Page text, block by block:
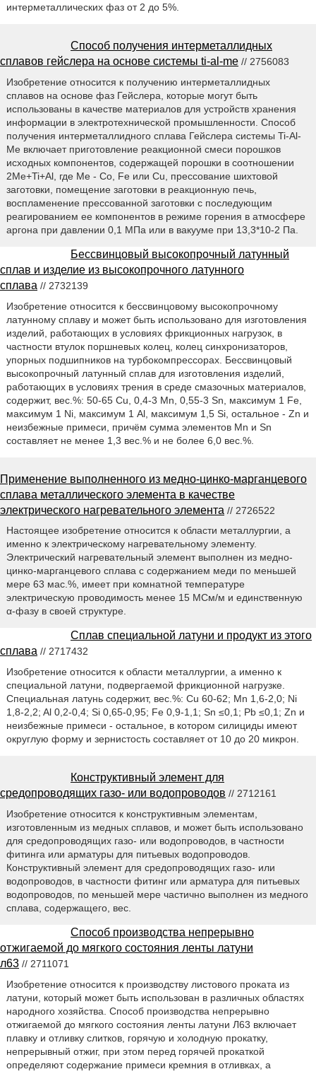
интерметаллических фаз от 2 до 5%.
Способ получения интерметаллидных
сплавов гейслера на основе системы ti-al-me // 2756083
Изобретение относится к получению интерметаллидных
сплавов на основе фаз Гейслера, которые могут быть
использованы в качестве материалов для устройств хранения
информации в электротехнической промышленности. Способ
получения интерметаллидного сплава Гейслера системы Ti-Al-
Me включает приготовление реакционной смеси порошков
исходных компонентов, содержащей порошки в соотношении
2Ме+Ti+Al, где Ме - Со, Fe или Cu, прессование шихтовой
заготовки, помещение заготовки в реакционную печь,
воспламенение прессованной заготовки с последующим
реагированием ее компонентов в режиме горения в атмосфере
аргона при давлении 0,1 МПа или в вакууме при 13,3*10-2 Па.
Бессвинцовый высокопрочный латунный
сплав и изделие из высокопрочного латунного
сплава // 2732139
Изобретение относится к бессвинцовому высокопрочному
латунному сплаву и может быть использовано для изготовления
изделий, работающих в условиях фрикционных нагрузок, в
частности втулок поршневых колец, колец синхронизаторов,
упорных подшипников на турбокомпрессорах. Бессвинцовый
высокопрочный латунный сплав для изготовления изделий,
работающих в условиях трения в среде смазочных материалов,
содержит, вес.%: 50-65 Cu, 0,4-3 Mn, 0,55-3 Sn, максимум 1 Fe,
максимум 1 Ni, максимум 1 Al, максимум 1,5 Si, остальное - Zn и
неизбежные примеси, причём сумма элементов Mn и Sn
составляет не менее 1,3 вес.% и не более 6,0 вес.%.
Применение выполненного из медно-цинко-марганцевого
сплава металлического элемента в качестве
электрического нагревательного элемента // 2726522
Настоящее изобретение относится к области металлургии, а
именно к электрическому нагревательному элементу.
Электрический нагревательный элемент выполнен из медно-
цинко-марганцевого сплава с содержанием меди по меньшей
мере 63 мас.%, имеет при комнатной температуре
электрическую проводимость менее 15 МСм/м и единственную
α-фазу в своей структуре.
Сплав специальной латуни и продукт из этого
сплава // 2717432
Изобретение относится к области металлургии, а именно к
специальной латуни, подвергаемой фрикционной нагрузке.
Специальная латунь содержит, вес.%: Cu 60-62; Mn 1,6-2,0; Ni
1,8-2,2; Al 0,2-0,4; Si 0,65-0,95; Fe 0,9-1,1; Sn ≤0,1; Pb ≤0,1; Zn и
неизбежные примеси - остальное, в котором силициды имеют
округлую форму и зернистость составляет от 10 до 20 микрон.
Конструктивный элемент для
средопроводящих газо- или водопроводов // 2712161
Изобретение относится к конструктивным элементам,
изготовленным из медных сплавов, и может быть использовано
для средопроводящих газо- или водопроводов, в частности
фитинга или арматуры для питьевых водопроводов.
Конструктивный элемент для средопроводящих газо- или
водопроводов, в частности фитинг или арматура для питьевых
водопроводов, по меньшей мере частично выполнен из медного
сплава, содержащего, вес.
Способ производства непрерывно
отжигаемой до мягкого состояния ленты латуни
л63 // 2711071
Изобретение относится к производству листового проката из
латуни, который может быть использован в различных областях
народного хозяйства. Способ производства непрерывно
отжигаемой до мягкого состояния ленты латуни Л63 включает
плавку и отливку слитков, горячую и холодную прокатку,
непрерывный отжиг, при этом перед горячей прокаткой
определяют содержание примеси кремния в отливках, а